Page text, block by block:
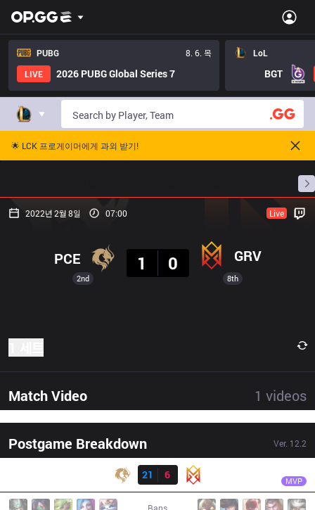
PUBG
8. 6. 목
LIVE
2026 PUBG Global Series 7
LoL
BGT
🌟 LCK 프로게이머에게 과외 받기!
프로빌
2022년 2월 8일 07:00 Live
2nd
PCE
1
0 GRV
8th
Match Video 1 videos
Postgame Breakdown Ver. 12.2
21
6 MVP